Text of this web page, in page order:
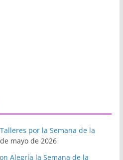
por la Semana de la
mayo de 2026
Alegría la Semana de la